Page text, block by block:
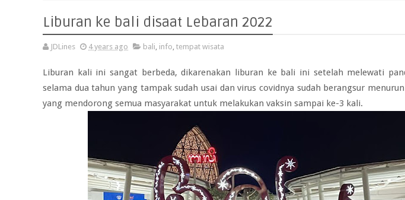
Liburan ke bali disaat Lebaran 2022
JDLines 4 years ago bali, info, tempat wisata
Liburan kali ini sangat berbeda, dikarenakan liburan ke bali ini setelah melewati
selama dua tahun yang tampak sudah usai dan virus covidnya sudah berangsur
yang mendorong semua masyarakat untuk melakukan vaksin sampai ke-3 kali.